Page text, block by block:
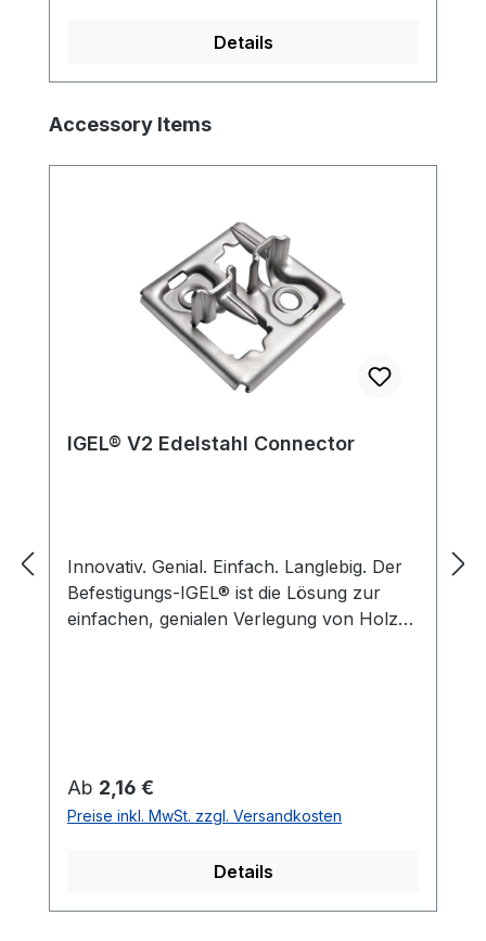
Details
Produktgalerie überspringen
Accessory Items
IGEL® V2 Edelstahl Connector
Innovativ. Genial. Einfach. Langlebig. Der
Befestigungs-IGEL® ist die Lösung zur
einfachen, genialen Verlegung von Holz-
Regulärer Preis:
Ab 2,16 €
Preise inkl. MwSt. zzgl. Versandkosten
Details